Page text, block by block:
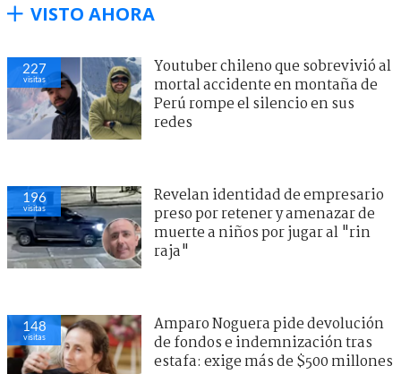
VISTO AHORA
227
visitas
Youtuber chileno que sobrevivió al
mortal accidente en montaña de
Perú rompe el silencio en sus
redes
196
visitas
Revelan identidad de empresario
preso por retener y amenazar de
muerte a niños por jugar al "rin
raja"
148
visitas
Amparo Noguera pide devolución
de fondos e indemnización tras
estafa: exige más de $500 millones